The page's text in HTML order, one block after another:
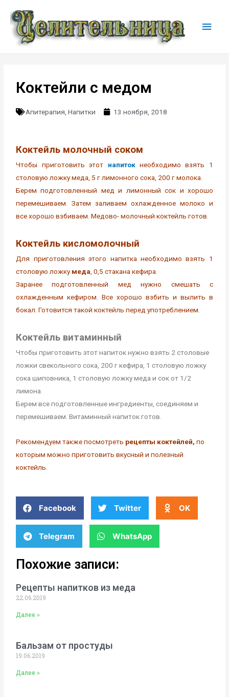
Коктейли с медом
Апитерапия ,Напитки 13 ноября, 2018
Коктейль молочный соком
Чтобы приготовить этот напитокнеобходимо взять 1
столовую ложку меда, 5 г лимонного сока, 200 г молока.
Берем подготовленный мед и лимонный сок и хорошо
перемешиваем. Затем заливаем охлажденное молоко и
все хорошо взбиваем. Медово- молочный коктейль готов.
Коктейль кисломолочный
Для приготовления этого напитка необходимо взять 1
столовую ложкумеда , 0,5 стакана кефира.
Заранее подготовленный мед нужно смешать с
охлажденным кефиром. Все хорошо взбить и вылить в
бокал. Готовится такой коктейль перед употреблением.
Коктейль витаминный
Чтобы приготовить этот напиток нужно взять 2 столовые
ложки свекольного сока, 200 г кефира, 1 столовую ложку
сока шиповника, 1 столовую ложку меда и сок от 1/2
лимона.
Берем все подготовленные ингредиенты, соединяем и
перемешиваем. Витаминный напиток готов.
Рекомендуем также посмотреть рецепты коктейлей, по
которым можно приготовить вкусный и полезный
коктейль.
Facebook Twitter OK
Telegram WhatsApp
Похожие записи:
Рецепты напитков из меда
22.06.2019
Далее »
Бальзам от простуды
19.06.2019
Далее »